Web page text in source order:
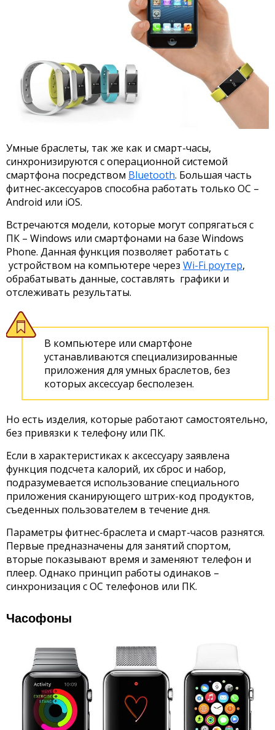
Умные браслеты, так же как и смарт-часы,
синхронизируются с операционной системой
смартфона посредством Bluetooth. Большая часть
фитнес-аксессуаров способна работать только ОС –
Android или iOS.
Встречаются модели, которые могут сопрягаться с
ПК – Windows или смартфонами на базе Windows
Phone. Данная функция позволяет работать с
устройством на компьютере через Wi-Fi роутер,
обрабатывать данные, составлять графики и
отслеживать результаты.
В компьютере или смартфоне
устанавливаются специализированные
приложения для умных браслетов, без
которых аксессуар бесполезен.
Но есть изделия, которые работают самостоятельно,
без привязки к телефону или ПК.
Если в характеристиках к аксессуару заявлена
функция подсчета калорий, их сброс и набор,
подразумевается использование специального
приложения сканирующего штрих-код продуктов,
съеденных пользователем в течение дня.
Параметры фитнес-браслета и смарт-часов разнятся.
Первые предназначены для занятий спортом,
вторые показывают время и заменяют телефон и
плеер. Однако принцип работы одинаков –
синхронизация с ОС телефонов или ПК.
Часофоны